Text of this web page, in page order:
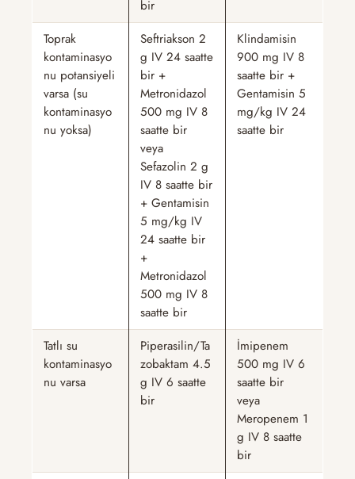
bir
Toprak
kontaminasyo
nu potansiyeli
varsa (su
kontaminasyo
nu yoksa)
Seftriakson 2
g IV 24 saatte
bir +
Metronidazol
500 mg IV 8
saatte bir
veya
Sefazolin 2 g
IV 8 saatte bir
+ Gentamisin
5 mg/kg IV
24 saatte bir
+
Metronidazol
500 mg IV 8
saatte bir
Klindamisin
900 mg IV 8
saatte bir +
Gentamisin 5
mg/kg IV 24
saatte bir
Tatlı su
kontaminasyo
nu varsa
Piperasilin/Ta
zobaktam 4.5
g IV 6 saatte
bir
İmipenem
500 mg IV 6
saatte bir
veya
Meropenem 1
g IV 8 saatte
bir